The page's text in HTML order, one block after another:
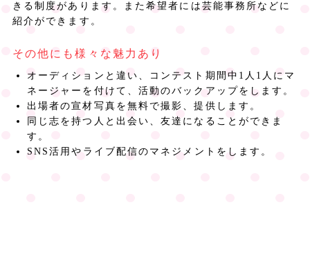
きる制度があります。また希望者には芸能事務所などに
紹介ができます。
その他にも様々な魅力あり
オーディションと違い、コンテスト期間中1人1人にマ
ネージャーを付けて、活動のバックアップをします。
出場者の宣材写真を無料で撮影、提供します。
同じ志を持つ人と出会い、友達になることができま
す。
SNS活用やライブ配信のマネジメントをします。